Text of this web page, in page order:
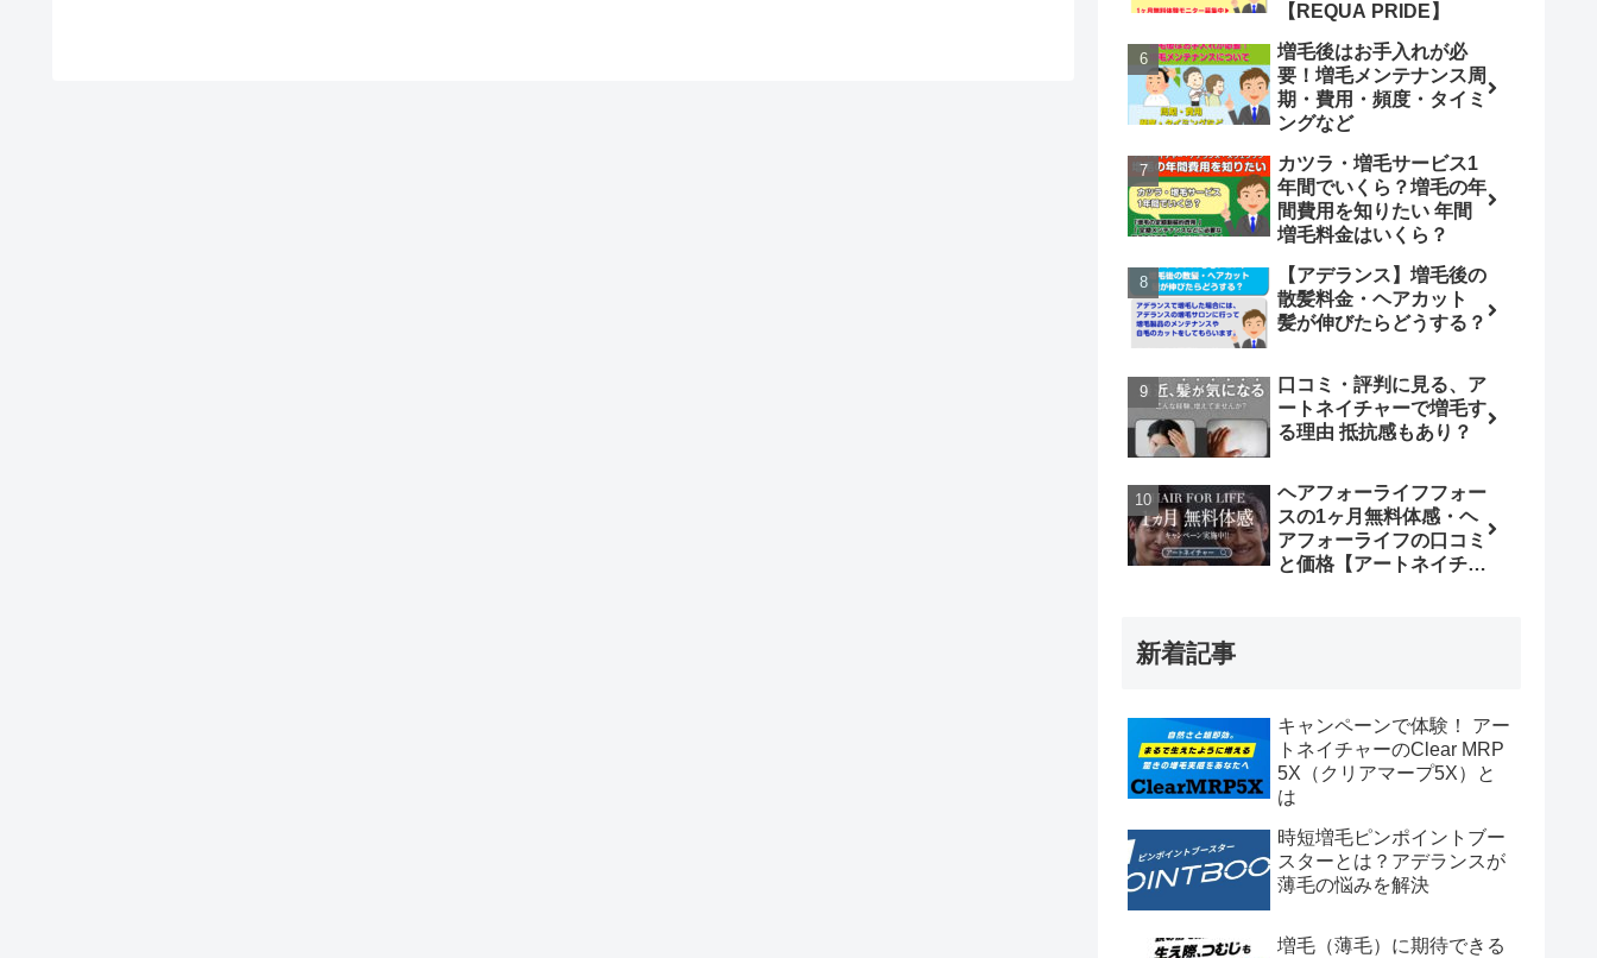
【REQUA PRIDE】
増毛後はお手入れが必
要！増毛メンテナンス周
期・費用・頻度・タイミ
ングなど
カツラ・増毛サービス1
年間でいくら？増毛の年
間費用を知りたい 年間
増毛料金はいくら？
【アデランス】増毛後の
散髪料金・ヘアカット
髪が伸びたらどうする？
口コミ・評判に見る、ア
ートネイチャーで増毛す
る理由 抵抗感もあり？
ヘアフォーライフフォー
スの1ヶ月無料体感・ヘ
アフォーライフの口コミ
と価格【アートネイチャ
新着記事
キャンペーンで体験！ アー
トネイチャーのClear MRP
5X（クリアマープ5X）と
は
時短増毛ピンポイントブー
スターとは？アデランスが
薄毛の悩みを解決
増毛（薄毛）に期待できる